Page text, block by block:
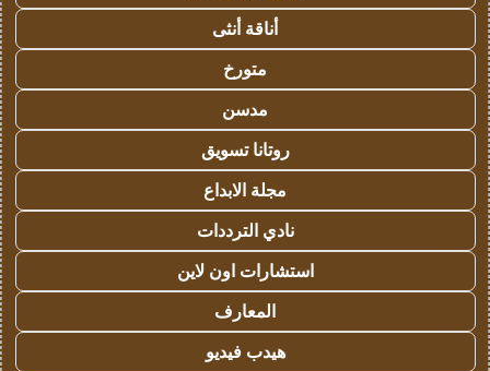
أناقة أنثى
متورخ
مدسن
روتانا تسويق
مجلة الابداع
نادي الترددات
استشارات اون لاين
المعارف
هيدب فيديو